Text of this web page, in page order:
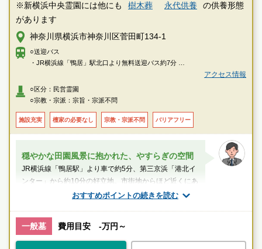
※新横浜中央霊園には他にも 樹木葬 永代供養
の供養形態
があります
神奈川県横浜市神奈川区菅田町134-1
○送迎バス
・JR横浜線「鴨居」駅北口より無料送迎バス約7分
○車
・首都高速横浜北線「新横浜出入口」より約10分
分
アクセス情報
○区分：民営霊園
○宗教・宗派：宗旨・宗派不問
施設充実 檀家の必要なし 宗教・宗派不問 バリアフリー
おすすめポイントの続きを読む
穏やかな田園風景に抱かれた、やすらぎの空間
JR横浜線「鴨居駅」より車で約5分、第三京浜「港北イ
ンター」から約10分の好立地。市街地からほど近くにあ
りながら、どこか懐かしい穏やかな風...
スタッフのメッセージ
鴨居駅
一般墓 費用目安 -万円～